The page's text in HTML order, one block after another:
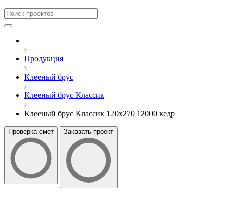
Продукция
Клееный брус
Клееный брус Классик
Клееный брус Классик 120x270 12000 кедр
Проверка смет Заказать проект